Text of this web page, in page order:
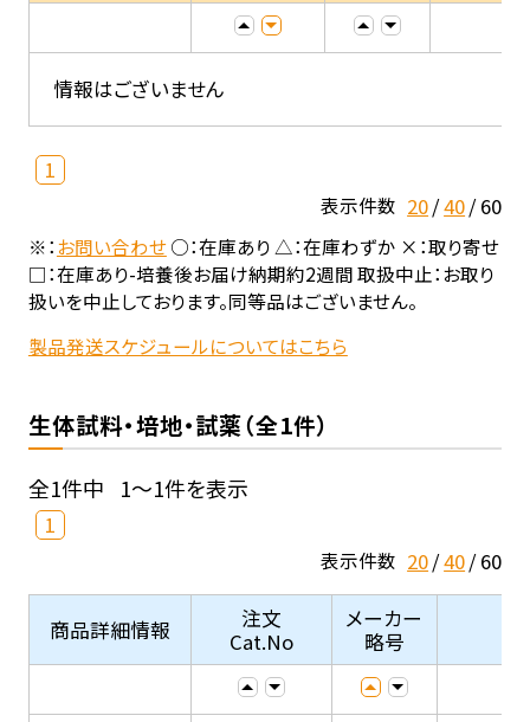
情報はございません
1
表示件数 20 40 60
※：お問い合わせ○：在庫あり △：在庫わずか ×：取り寄せ
□：在庫あり-培養後お届け納期約2週間 取扱中止：お取り
扱いを中止しております。同等品はございません。
製品発送スケジュールについてはこちら
生体試料・培地・試薬（全1件）
全1件中 1～1件を表示
1
表示件数 20 40 60
商品詳細情報
注文
Cat.No
メーカー
略号